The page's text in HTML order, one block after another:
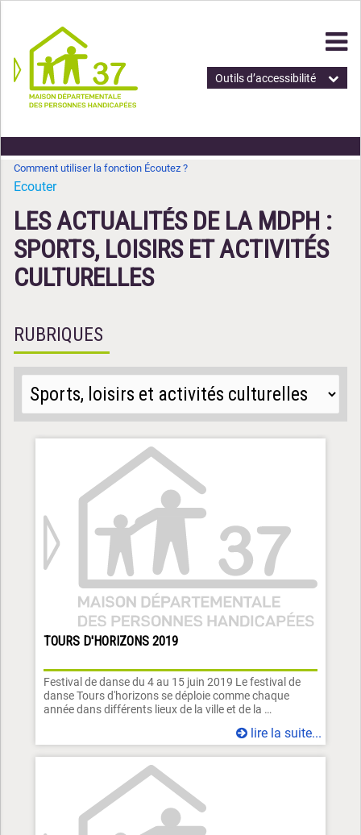
Outils d’accessibilité
Comment utiliser la fonction Écoutez ?
Ecouter
LES ACTUALITÉS DE LA MDPH :
SPORTS, LOISIRS ET ACTIVITÉS
CULTURELLES
RUBRIQUES
TOURS D'HORIZONS 2019
Festival de danse du 4 au 15 juin 2019 Le festival de
danse Tours d'horizons se déploie comme chaque
année dans différents lieux de la ville et de la …
lire la suite...